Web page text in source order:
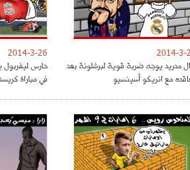
2014-3-
مدريد يوجه ضربة قوية لبرشلونة بعد
مع انريكو أسينسيو
2014-3-26
حارس
في مباراة